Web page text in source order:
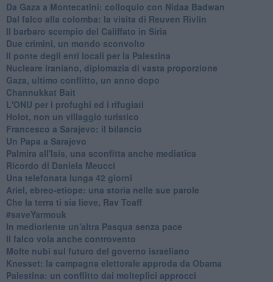
Da Gaza a Montecatini: colloquio con Nidaa Badwan
Dal falco alla colomba: la visita di Reuven Rivlin
Il barbaro scempio del Califfato in Siria
Due crimini, un mondo sconvolto
Il ponte degli enti locali per la Palestina
Nucleare iraniano, diplomazia di vasta proporzione
Gaza, ultimo conflitto, un anno dopo
Channukkat Bait
L'ONU per i profughi ed i rifugiati
Holot, non un villaggio turistico
Francesco a Sarajevo: il bilancio
Un Papa a Sarajevo
Palmira all'Isis, una sconfitta anche mediatica
Ricordo di Daniela Meucci
​Una telefonata lunga 42 giorni
​Ariel, ebreo-etiope: una storia nelle sue parole
Che la terra ti sia lieve, Rav Toaff
​#saveYarmouk
​In medioriente un'altra Pasqua senza pace
​Il falco vola anche controvento
Molte nubi sul futuro del governo israeliano
Knesset: la campagna elettorale approda da Obama
Palestina: un conflitto dai molteplici approcci